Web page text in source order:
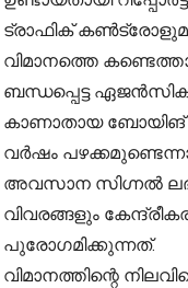
ട്രാഫിക്
വിമാനത്തെ
ബന്ധപ്പെട്ട
കാണാതായ ബോയിങ്
വർഷം
അവസാന സിഗ്നൽ
വിവരങ്ങളും
പുരോഗമിക്കുന്നത്.
വിമാനത്തിന്റെ